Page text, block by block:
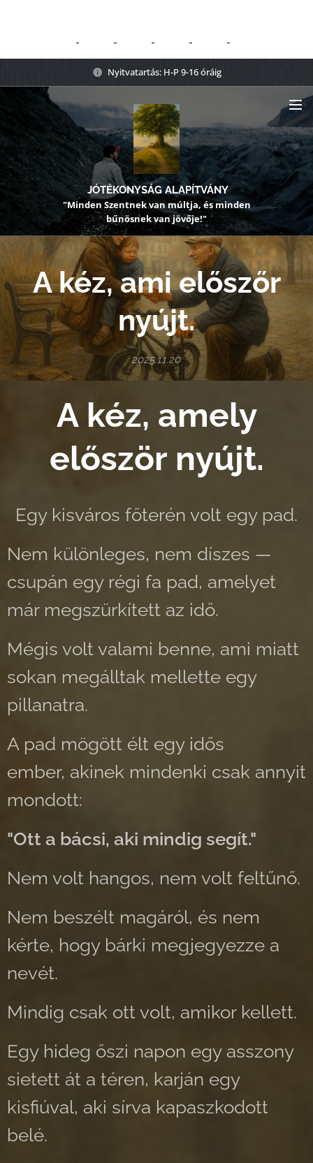
Nyitvatartás: H-P 9-16 óráig
JÓTÉKONYSÁG ALAPÍTVÁNY
"Minden Szentnek van múltja, és minden
bűnösnek van jövője!"
A kéz, ami előszőr
nyújt.
2025.11.20
A kéz, amely
először nyújt.
Egy kisváros főterén volt egy pad.
Nem különleges, nem díszes —
csupán egy régi fa pad, amelyet
már megszürkített az idő.
Mégis volt valami benne, ami miatt
sokan megálltak mellette egy
pillanatra.
A pad mögött élt egy idős
ember, akinek mindenki csak annyit
mondott:
"Ott a bácsi, aki mindig segít."
Nem volt hangos, nem volt feltűnő.
Nem beszélt magáról, és nem
kérte, hogy bárki megjegyezze a
nevét.
Mindig csak ott volt, amikor kellett.
Egy hideg őszi napon egy asszony
sietett át a téren, karján egy
kisfiúval, aki sírva kapaszkodott
belé.